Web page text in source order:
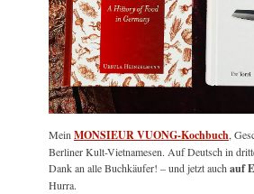
MeinMONSIEUR VUONG-Kochbuch,
Berliner Kult-Vietnamesen. Auf Deutsch in
Dank an alle Buchkäufer! – und jetzt auchauf
Hurra.